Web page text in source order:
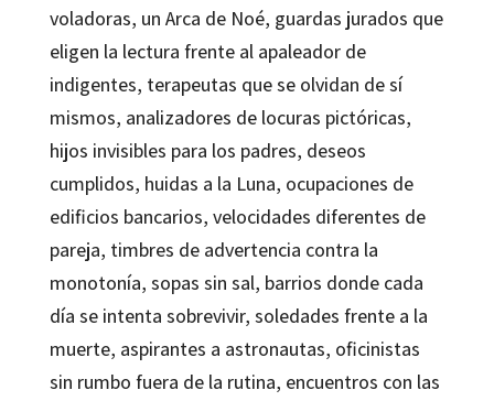
voladoras, un Arca de Noé, guardas jurados que
eligen la lectura frente al apaleador de
indigentes, terapeutas que se olvidan de sí
mismos, analizadores de locuras pictóricas,
hijos invisibles para los padres, deseos
cumplidos, huidas a la Luna, ocupaciones de
edificios bancarios, velocidades diferentes de
pareja, timbres de advertencia contra la
monotonía, sopas sin sal, barrios donde cada
día se intenta sobrevivir, soledades frente a la
muerte, aspirantes a astronautas, oficinistas
sin rumbo fuera de la rutina, encuentros con las